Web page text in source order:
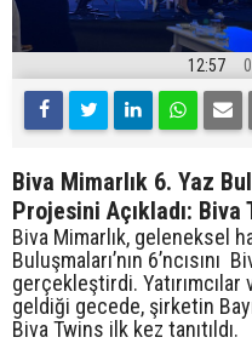
12:57
Biva Mimarlık 6. Yaz
Projesini Açıkladı: Biva
Biva Mimarlık, geleneksel
Buluşmaları’nın
gerçekleştirdi. Yatırımcılar
geldiği gecede, şirketin
Biva Twins ilk kez tanıtıldı.